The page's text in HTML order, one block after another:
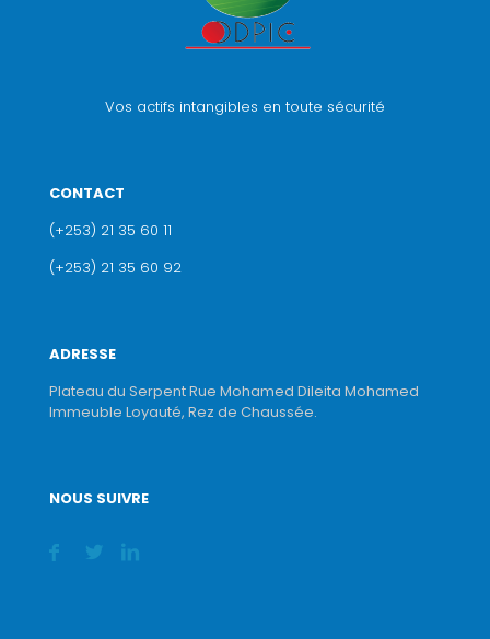
Vos actifs intangibles en toute sécurité
CONTACT
(+253) 21 35 60 11
(+253) 21 35 60 92
ADRESSE
Plateau du Serpent Rue Mohamed Dileita Mohamed
Immeuble Loyauté, Rez de Chaussée.
NOUS SUIVRE